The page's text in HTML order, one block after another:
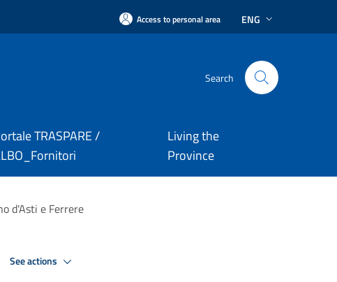
Access to personal area ENG
Search
TRASPARE /
Living the
Province
d'Asti e Ferrere
See actions